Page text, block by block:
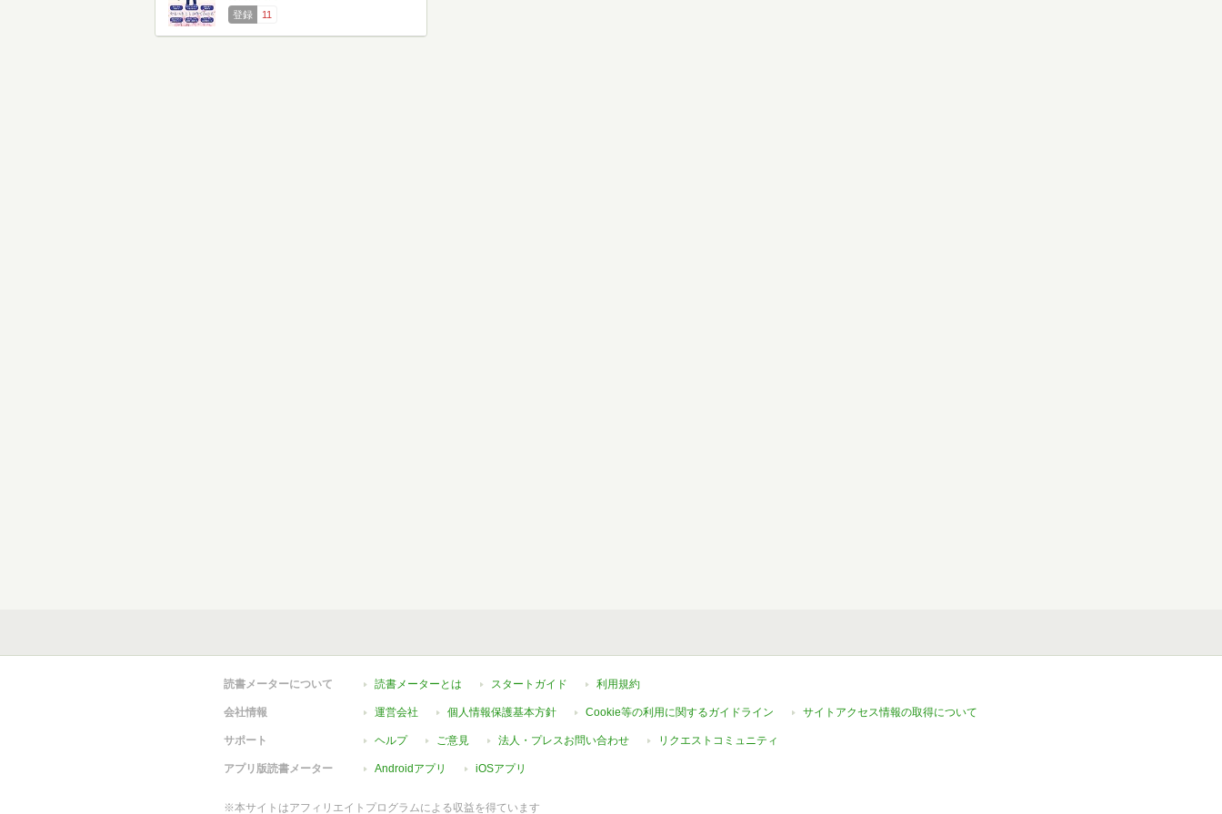
登録
11
読書メーターについて 読書メーターとは スタートガイド 利用規約
会社情報 運営会社 個人情報保護基本方針 Cookie等の利用に関するガイドライン サイトアクセス情報の取得について
サポート ヘルプ ご意見 法人・プレスお問い合わせ リクエストコミュニティ
アプリ版読書メーター Androidアプリ iOSアプリ
※本サイトはアフィリエイトプログラムによる収益を得ています